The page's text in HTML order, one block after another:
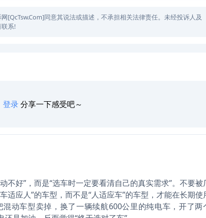
[QcTsw.Com]同意其说法或描述，不承担相关法律责任。未经投诉人及
系!
登录分享一下感受吧～
不好”，而是“选车时一定要看清自己的真实需求”。不要被
适应人”的车型，而不是“人适应车”的车型，才能在长期使
动车型卖掉，换了一辆续航600公里的纯电车，开了两